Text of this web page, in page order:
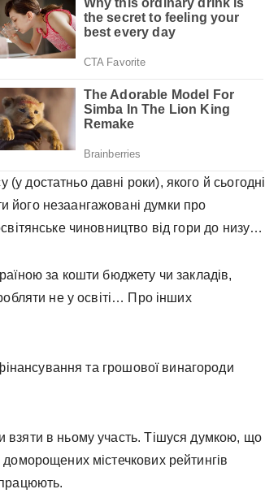
достатньо давні роки), якого й сьогодні
його незаангажовані думки про
чиновництво від гори до низу…
за кошти бюджету чи закладів,
не у освіті… Про інших
та грошової винагороди
взяти в ньому участь. Тішуся думкою, що
містечкових рейтингів